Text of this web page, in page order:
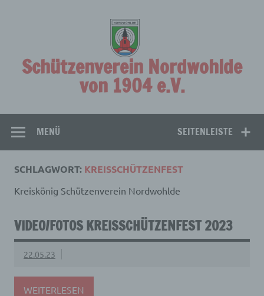
Schützenverein Nordwohlde
von 1904 e.V.
SEITENLEISTE
MENÜ
SCHLAGWORT: KREISSCHÜTZENFEST
Kreiskönig Schützenverein Nordwohlde
VIDEO/FOTOS KREISSCHÜTZENFEST 2023
22.05.23
WEITERLESEN